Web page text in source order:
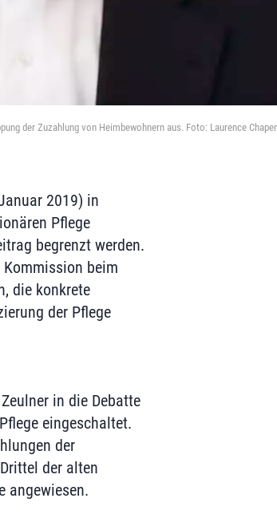
der Zuzahlung von Heimbewohnern aus. Foto: Laurence
2019) in
Pflege
begrenzt werden.
beim
die konkrete
der Pflege
in die Debatte
eingeschaltet.
der
der alten
angewiesen.